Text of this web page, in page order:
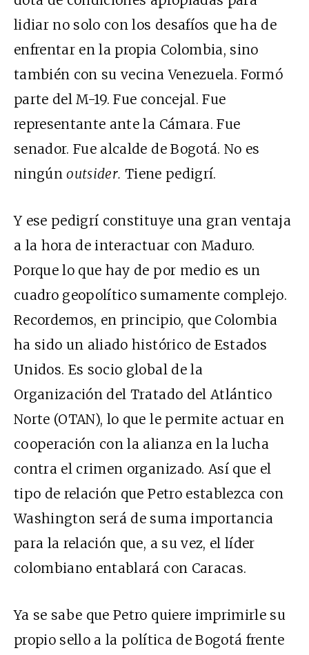
lidiar no solo con los desafíos que ha de
enfrentar en la propia Colombia, sino
también con su vecina Venezuela. Formó
parte del M-19. Fue concejal. Fue
representante ante la Cámara. Fue
senador. Fue alcalde de Bogotá. No es
ningúnoutsider. Tiene pedigrí.
Y ese pedigrí constituye una gran ventaja
a la hora de interactuar con Maduro.
Porque lo que hay de por medio es un
cuadro geopolítico sumamente complejo.
Recordemos, en principio, que Colombia
ha sido un aliado histórico de Estados
Unidos. Es socio global de la
Organización del Tratado del Atlántico
Norte (OTAN), lo que le permite actuar en
cooperación con la alianza en la lucha
contra el crimen organizado. Así que el
tipo de relación que Petro establezca con
Washington será de suma importancia
para la relación que, a su vez, el líder
colombiano entablará con Caracas.
Ya se sabe que Petro quiere imprimirle su
propio sello a la política de Bogotá frente